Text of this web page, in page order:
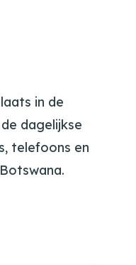
in de
dagelijkse
telefoons en